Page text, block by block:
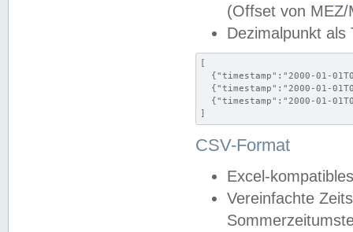
(Offset von MEZ/
Dezimalpunkt als
[
{"timestamp":"2000-01-
{"timestamp":"2000-01-
{"timestamp":"2000-01-
]
CSV-Format
Excel-
Vereinfachte